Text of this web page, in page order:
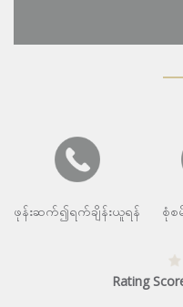
ဖုန်းဆက်၍ရက်ချိန်းယူရန် စုံစ
Rating